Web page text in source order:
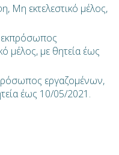
Μη εκτελεστικό μέλος,
μέλος, με θητεία έως
εργαζομένων,
έως 10/05/2021.